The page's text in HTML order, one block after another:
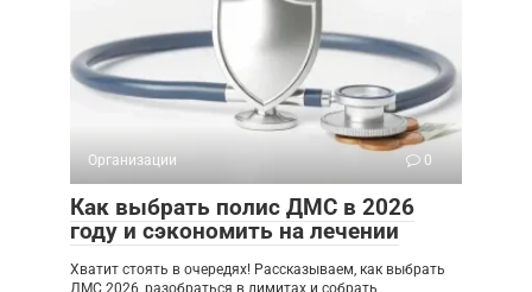
Организации 0
Как выбрать полис ДМС в 2026
году и сэкономить на лечении
Хватит стоять в очередях! Рассказываем, как выбрать
ДМС 2026, разобраться в лимитах и собрать